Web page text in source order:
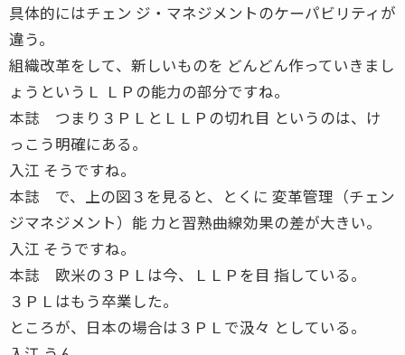
具体的にはチェン ジ・マネジメントのケーパビリティが
違う。
組織改革をして、新しいものを どんどん作っていきまし
ょうというＬ ＬＰの能力の部分ですね。
本誌 つまり３ＰＬとＬＬＰの切れ目 というのは、け
っこう明確にある。
入江 そうですね。
本誌 で、上の図３を見ると、とくに 変革管理（チェン
ジマネジメント）能 力と習熟曲線効果の差が大きい。
入江 そうですね。
本誌 欧米の３ＰＬは今、ＬＬＰを目 指している。
３ＰＬはもう卒業した。
ところが、日本の場合は３ＰＬで汲々 としている。